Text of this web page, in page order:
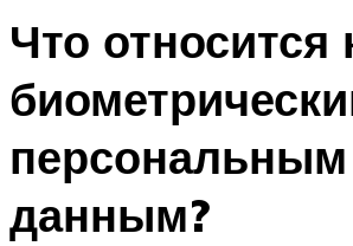
Что относится
персональным
данным?